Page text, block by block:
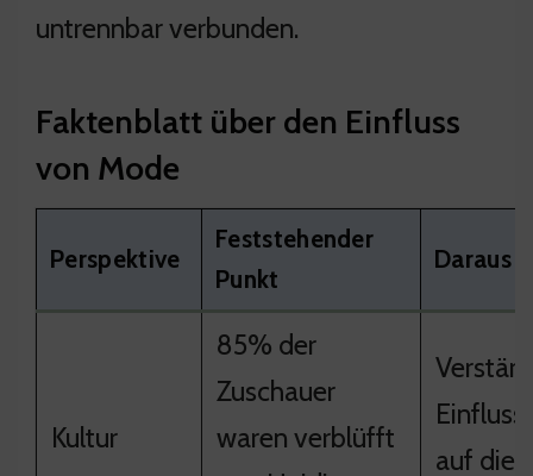
untrennbar verbunden.
Faktenblatt über den Einfluss
von Mode
Perspektive
Feststehender
Punkt
Daraus
Kultur
85% der
Zuschauer
waren verblüfft
auf die